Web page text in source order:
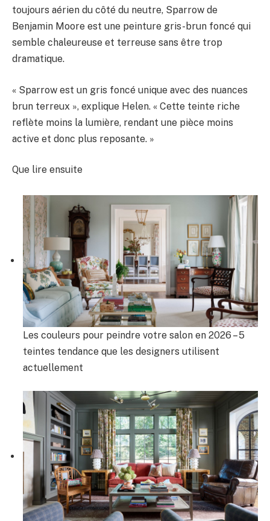
toujours aérien du côté du neutre, Sparrow de
Benjamin Moore est une peinture gris-brun foncé qui
semble chaleureuse et terreuse sans être trop
dramatique.
« Sparrow est un gris foncé unique avec des nuances
brun terreux », explique Helen. « Cette teinte riche
reflète moins la lumière, rendant une pièce moins
active et donc plus reposante. »
Que lire ensuite
Les couleurs pour peindre votre salon en 2026 – 5
teintes tendance que les designers utilisent
actuellement